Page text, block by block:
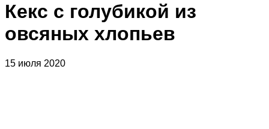
Кекс с голубикой из
овсяных хлопьев
15 июля 2020